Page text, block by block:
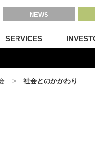
NEWS
SERVICES
社会とのかかわり